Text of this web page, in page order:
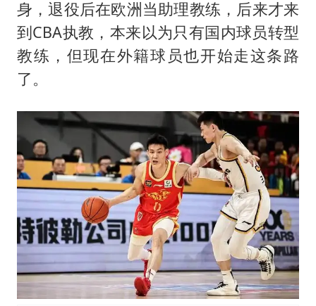
身，退役后在欧洲当助理教练，后来才来
到CBA执教，本来以为只有国内球员转型
教练，但现在外籍球员也开始走这条路
了。